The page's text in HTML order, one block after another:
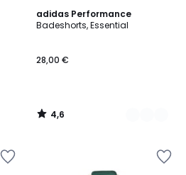
adidas Performance
Badeshorts, Essential
28,00 €
4,6
/ 5
2
Farben
4,6
/